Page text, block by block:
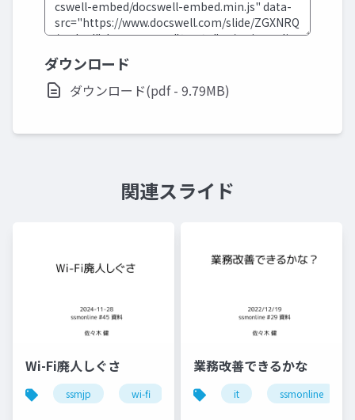
ダウンロード
ダウンロード(pdf - 9.79MB)
関連スライド
Wi-Fi廃人しぐさ
ssmjp wi-fi conbu bakuchiku
業務改善できるかな
it ssmonline